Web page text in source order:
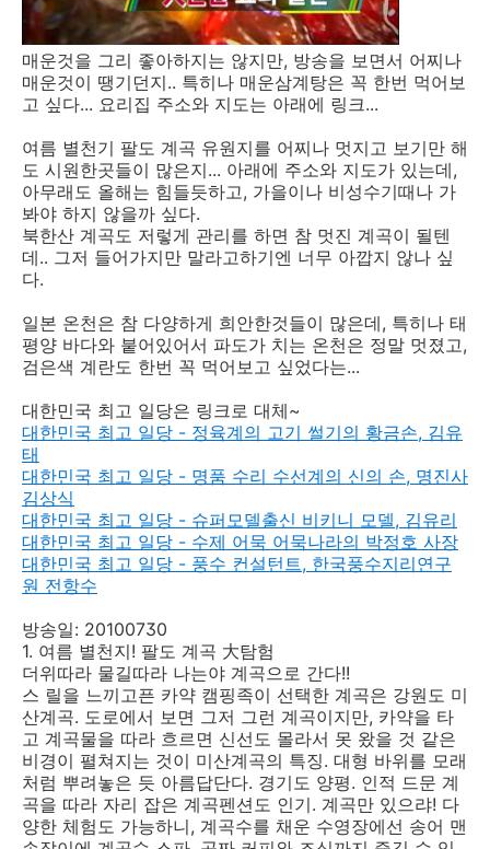
매운것을 그리 좋아하지는 않지만, 방송을 보면서 어찌나
매운것이 땡기던지.. 특히나 매운삼계탕은 꼭 한번 먹어보
고 싶다... 요리집 주소와 지도는 아래에 링크...
여름 별천기 팔도 계곡 유원지를 어찌나 멋지고 보기만 해
도 시원한곳들이 많은지... 아래에 주소와 지도가 있는데,
아무래도 올해는 힘들듯하고, 가을이나 비성수기때나 가
봐야 하지 않을까 싶다.
북한산 계곡도 저렇게 관리를 하면 참 멋진 계곡이 될텐
데.. 그저 들어가지만 말라고하기엔 너무 아깝지 않나 싶
다.
일본 온천은 참 다양하게 희안한것들이 많은데, 특히나 태
평양 바다와 붙어있어서 파도가 치는 온천은 정말 멋졌고,
검은색 계란도 한번 꼭 먹어보고 싶었다는...
대한민국 최고 일당은 링크로 대체~
대한민국 최고 일당 - 정육계의 고기 썰기의 황금손, 김유
태
대한민국 최고 일당 - 명품 수리 수선계의 신의 손, 명진사
김상식
대한민국 최고 일당 - 슈퍼모델출신 비키니 모델, 김유리
대한민국 최고 일당 - 수제 어묵 어묵나라의 박정호 사장
대한민국 최고 일당 - 풍수 컨설턴트, 한국풍수지리연구
원 전항수
방송일: 20100730
1. 여름 별천지! 팔도 계곡 大탐험
더위따라 물길따라 나는야 계곡으로 간다!!
스 릴을 느끼고픈 카약 캠핑족이 선택한 계곡은 강원도 미
산계곡. 도로에서 보면 그저 그런 계곡이지만, 카약을 타
고 계곡물을 따라 흐르면 신선도 몰라서 못 왔을 것 같은
비경이 펼쳐지는 것이 미산계곡의 특징. 대형 바위를 모래
처럼 뿌려놓은 듯 아름답단다. 경기도 양평. 인적 드문 계
곡을 따라 자리 잡은 계곡펜션도 인기. 계곡만 있으랴! 다
양한 체험도 가능하니, 계곡수를 채운 수영장에선 송어 맨